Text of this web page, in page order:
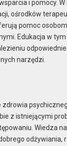
i pomocy.
ośrodków
pomoc
Edukacja w
narzędzi.
zdrowia
z istniejącymi
Wiedza
odżywiania,